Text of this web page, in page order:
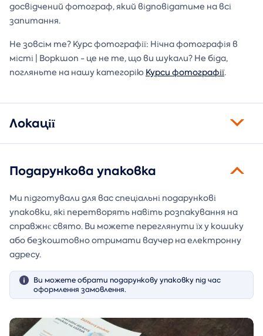
досвідчений фотограф, який відповідатиме на всі
запитання.
Не зовсім те? Курс фотографії: Нічна фотографія в
місті | Воркшоп - це не те, що ви шукали? Не біда,
погляньте на нашу категорію Курси фотографії.
Локації
Подарункова упаковка
Ми підготували для вас спеціальні подарункові
упаковки, які перетворять навіть розпакування на
справжнє свято. Ви можете переглянути їх у кошику
або безкоштовно отримати ваучер на електронну
адресу.
Ви можете обрати подарункову упаковку під час
оформлення замовлення.